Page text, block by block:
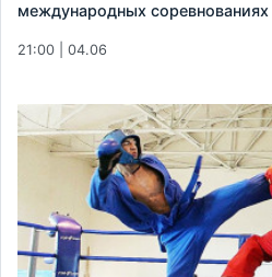
международных соревнованиях
21:00 | 04.06